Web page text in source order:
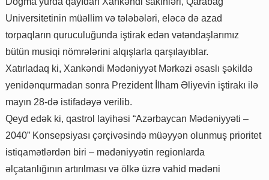
Universitetinin müəllim və tələbələri, eləcə də azad
torpaqların quruculuğunda iştirak edən vətəndaşlarımız
bütün musiqi nömrələrini alqışlarla qarşılayıblar.
Xatırladaq ki, Xankəndi Mədəniyyət Mərkəzi əsaslı şəkildə
yenidənqurmadan sonra Prezident İlham Əliyevin iştirakı ilə
mayın 28-də istifadəyə verilib.
Qeyd edək ki, qastrol layihəsi “Azərbaycan Mədəniyyəti –
2040” Konsepsiyası çərçivəsində müəyyən olunmuş prioritet
istiqamətlərdən biri – mədəniyyətin regionlarda
əlçatanlığının artırılması və ölkə üzrə vahid mədəni